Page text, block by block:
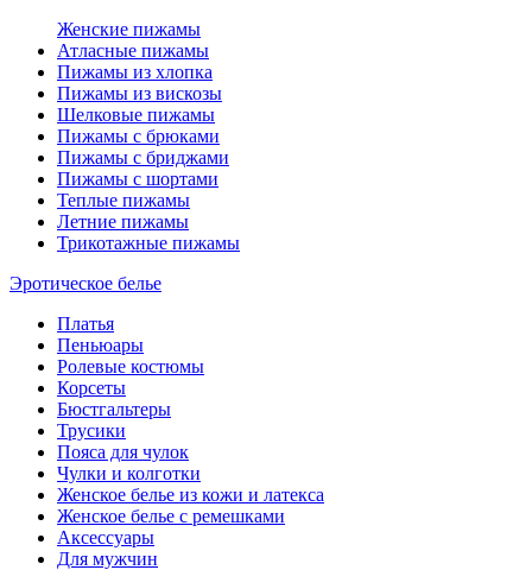
Женские пижамы
Атласные пижамы
Пижамы из хлопка
Пижамы из вискозы
Шелковые пижамы
Пижамы с брюками
Пижамы с бриджами
Пижамы с шортами
Теплые пижамы
Летние пижамы
Трикотажные пижамы
Эротическое белье
Платья
Пеньюары
Ролевые костюмы
Корсеты
Бюстгальтеры
Трусики
Пояса для чулок
Чулки и колготки
Женское белье из кожи и латекса
Женское белье с ремешками
Аксессуары
Для мужчин